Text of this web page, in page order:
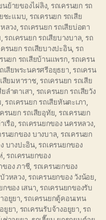
นย้ายของไผ่ลิง, รถเครนยก รถ
ชะแมบ รถเครนยก รถเสีย
ลวง, รถเครนยก รถเสียบ่อตา
รถเครนยก รถเสียบางบาล รถ
ครนยก รถเสียบางปะอิน, รถ
นยก รถเสียบ้านแพรก รถเครน
เสียพระนครศรีอยุธยา รถเครน
สียมหาราช, รถเครนยก รถเสีย
ลำตาเสา รถเครนยก รถเสียวัง
รถเครนยก รถเสียหันตะเภา
รนยก รถเสียอุทัย รถเครนยก
เรือ รถเครนยกของ นครหลวง,
รนยกของ บางบาล รถเครนยก
บางปะอิน, รถเครนยกของ
รถเครนยกของ
ของ ภาชี, รถเครนยกของ
วหลวง, รถเครนยกของ วังน้อย
กของ เสนา รถเครนยกของรับ
อยูยา รถเครนยกตู้คอนเทน
ยูยา รถเครนรับจ้างอยูยา รถ